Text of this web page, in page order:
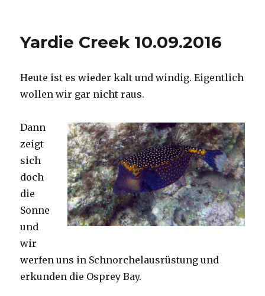
Yardie Creek 10.09.2016
Heute ist es wieder kalt und windig. Eigentlich
wollen wir gar nicht raus.
Dann
zeigt
sich
doch
die
Sonne
und
wir
werfen uns in Schnorchelausrüstung und
erkunden die Osprey Bay.